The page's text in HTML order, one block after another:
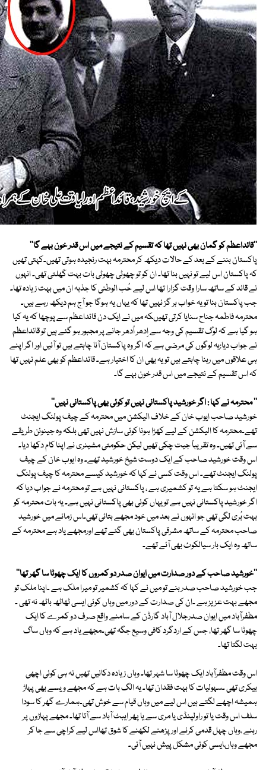
''قائداعظم کو گمان بھی نہیں تھا کہ تقسیم کے نتیجے میں اس قدر خون بہے گا''
پاکستان بننے کے بعد کے حالات دیکھ کر محترمہ بہت رنجیدہ ہوتی تھیں۔کہتی تھیں
کہ پاکستان اس لیے تو نہیں بنا تھا۔ ان کو تو چھوٹی چھوٹی بات بہت کَھلتی تھی۔ انہوں
نے قائد کے ساتھ سارا وقت گزارا تھا اس لیے حُب الوطنی کا جذبہ ان میں بہت زیادہ تھا۔
جب پاکستان بنا تو یہ خواب ہر گز نہیں تھا کہ یہاں یہ ہوگا جو آج ہم دیکھ رہے ہیں۔
محترمہ فاطمہ جناح سنایا کرتی تھیںکہ میں نے ایک دن قائداعظم سے پوچھا کہ یہ کیا
ہو گیا ہے کہ لوگ تقسیم کی وجہ سے اِدھر اُدھر جانے پر مجبور ہو گئے ہیں تو قائداعظم
نے جواب دیا:یہ لوگوں کی مرضی ہے کہ اگر وہ پاکستان آنا چاہتے ہیں تو آئیں اور اگر اپنے
ہی علاقوں میں رہنا چاہتے ہیں تو یہ بھی ان کا اختیار ہے۔ قائداعظم کو بھی علم نہیں تھا
کہ اس تقسیم کے نتیجے میں اس قدر خون بہے گا۔
'' محترمہ نے کہا : اگر خورشید پاکستانی نہیں تو کوئی بھی پاکستانی نہیں''
خورشید صاحب ایوب خان کے خلاف الیکشن میں محترمہ کے چیف پولنگ ایجنٹ
تھے۔محترمہ کا الیکشن کے لیے کھڑا ہونا کوئی سازش نہیں تھی بلکہ وہ جینوئن طریقے
سے آئی تھیں۔ وہ تقریباً جیت چکی تھیں لیکن حکومتی مشینری نے اپنا کام دکھا دیا۔
اس وقت خورشید صاحب کے ایک دوست شیخ خورشید تھے۔ وہ ایوب خان کے چیف
پولنگ ایجنٹ تھے۔ اس وقت کسی نے کہا کہ خورشید کیسے محترمہ کا چیف پولنگ
ایجنٹ ہو سکتا ہے یہ تو کشمیری ہے ، پاکستانی نہیں ہے تو محترمہ نے جواب دیا کہ
اگر خورشید پاکستانی نہیں ہے تو یہاں کوئی بھی پاکستانی نہیں ہے۔ یہ بات محترمہ کو
بہت بُری لگی تھی جو انہوں نے بعد میں خود مجھے بتائی تھی۔اس زمانے میں خورشید
صاحب محترمہ کے ساتھ مشرقی پاکستان بھی گئے تھے اورمجھے یاد ہے محترمہ کے
ساتھ وہ ایک بار سیالکوٹ بھی آئے تھے۔
''خورشید صاحب کے دور صدارت میں ایوان صدر دو کمروں کا ایک چھوٹا سا گھر تھا''
جب خورشید صاحب صدر بنے تو میں نے کہا کہ کشمیر تو میرا ملک ہے ۔اپنا ملک تو
مجھے بہت عزیز ہے ۔ان کی صدارت کے دور میں وہاں کوئی ایسی ٹھاٹھ باٹھ نہ تھی ۔
مظفرآباد میں ایوان صدرجلال آباد گارڈن کے سامنے واقع صرف دو کمرے کا ایک
چھوٹا سا گھر تھا، جس کے اردگرد کافی وسیع جگہ تھی۔مجھے یاد ہے کہ وہاں ساگ
بہت لگتا تھا۔
اس وقت مظفرآباد ایک چھوٹا سا شہر تھا۔ وہاں زیادہ دکانیں تھیں نہ ہی کوئی اچھی
بیکری تھی ۔سہولیات کا بہت فقدان تھا۔ یہ الگ بات ہے کہ مجھے ویسے بھی پہاڑ
ہمیشہ اچھے لگتے ہیں اس لیے میں وہاں قیام سے خوش تھی۔ہمارے گھر کا سودا
سلف اس وقت یا تو راولپنڈی یا مری سے یا پھر ایبٹ آباد سے آتا تھا۔ مجھے پہاڑوں پر
رہنے ،وہاں چہل قدمی کرنے اور پڑھنے لکھنے کا شوق تھااس لیے کراچی سے جا کر
مجھے وہاںایسی کوئی مشکل پیش نہیں آئی۔